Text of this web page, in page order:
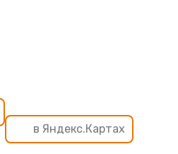
в Яндекс.Картах